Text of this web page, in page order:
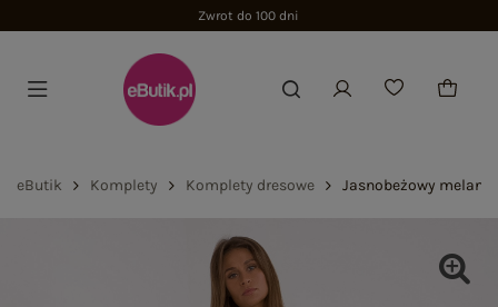
Zwrot do 100 dni
eButik Komplety Komplety dresowe Jasnobeżowy